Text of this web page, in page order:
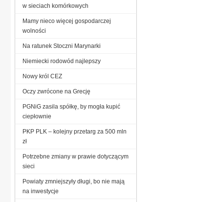
w sieciach komórkowych
Mamy nieco więcej gospodarczej
wolności
Na ratunek Stoczni Marynarki
Niemiecki rodowód najlepszy
Nowy król CEZ
Oczy zwrócone na Grecję
PGNiG zasila spółkę, by mogła kupić
ciepłownie
PKP PLK – kolejny przetarg za 500 mln
zł
Potrzebne zmiany w prawie dotyczącym
sieci
Powiaty zmniejszyły długi, bo nie mają
na inwestycje